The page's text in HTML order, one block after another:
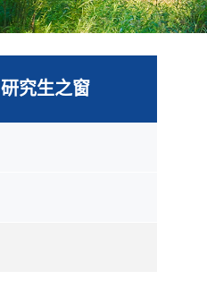
研究生之窗